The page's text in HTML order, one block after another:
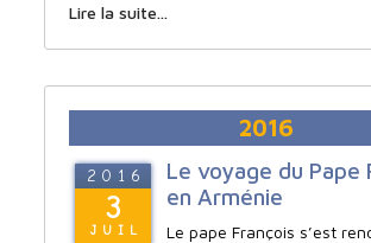
Lire la suite...
2016
2016
3
JUIL
Le voyage du Pape
en Arménie
Le pape François s’est